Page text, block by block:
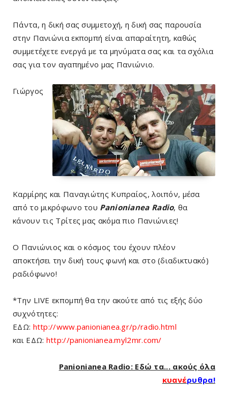
Πάντα, η δική σας συμμετοχή, η δική σας παρουσία
στην Πανιώνια εκπομπή είναι απαραίτητη, καθώς
συμμετέχετε ενεργά με τα μηνύματα σας και τα σχόλια
σας για τον αγαπημένο μας Πανιώνιο.
Γιώργος
Καρμίρης και Παναγιώτης Κυπραίος, λοιπόν, μέσα
από το μικρόφωνο του Panionianea Radio, θα
κάνουν τις Τρίτες μας ακόμα πιο Πανιώνιες!
O Πανιώνιος και ο κόσμος του έχουν πλέον
αποκτήσει την δική τους φωνή και στο (διαδικτυακό)
ραδιόφωνο!
*Tην LIVE εκπομπή θα την ακούτε από τις εξής δύο
συχνότητες:
ΕΔΩ: http://www.panionianea.gr/p/radio.html
και ΕΔΩ: http://panionianea.myl2mr.com/
Panionianea Radio: Εδώ τα... ακούς όλα
κυανέρυθρα!